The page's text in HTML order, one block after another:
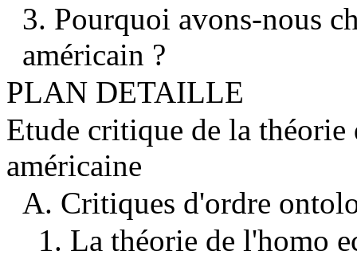
3. Pourquoi avons-nous
américain ?
PLAN DETAILLE
Etude critique de la
américaine
A. Critiques d'ordre
1. La théorie de l'homo